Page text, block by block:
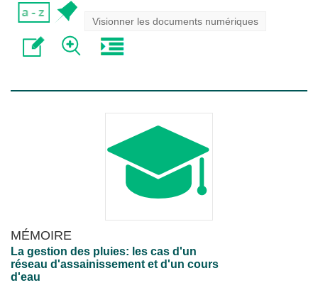
Visionner les documents numériques
MÉMOIRE
La gestion des pluies: les cas d'un
réseau d'assainissement et d'un cours
d'eau